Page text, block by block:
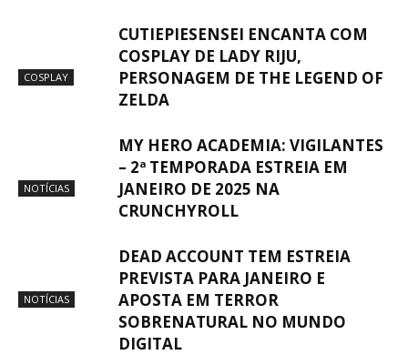
COSPLAY
CUTIEPIESENSEI ENCANTA COM
COSPLAY DE LADY RIJU,
PERSONAGEM DE THE LEGEND OF
ZELDA
NOTÍCIAS
MY HERO ACADEMIA: VIGILANTES
– 2ª TEMPORADA ESTREIA EM
JANEIRO DE 2025 NA
CRUNCHYROLL
NOTÍCIAS
DEAD ACCOUNT TEM ESTREIA
PREVISTA PARA JANEIRO E
APOSTA EM TERROR
SOBRENATURAL NO MUNDO
DIGITAL